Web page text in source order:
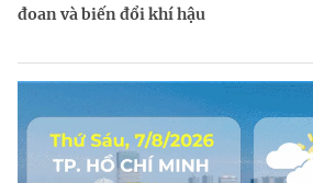
đoan và biến đổi khí hậu